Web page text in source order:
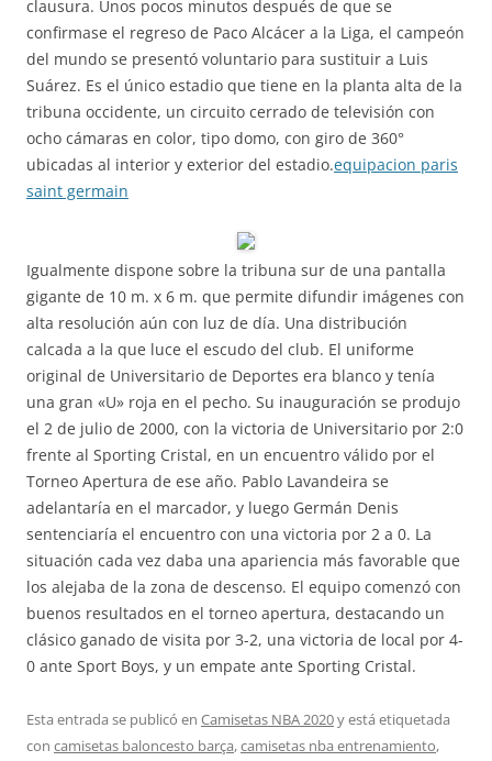
clausura. Unos pocos minutos después de que se
confirmase el regreso de Paco Alcácer a la Liga, el campeón
del mundo se presentó voluntario para sustituir a Luis
Suárez. Es el único estadio que tiene en la planta alta de la
tribuna occidente, un circuito cerrado de televisión con
ocho cámaras en color, tipo domo, con giro de 360°
ubicadas al interior y exterior del estadio.equipacion paris
saint germain
Igualmente dispone sobre la tribuna sur de una pantalla
gigante de 10 m. x 6 m. que permite difundir imágenes con
alta resolución aún con luz de día. Una distribución
calcada a la que luce el escudo del club. El uniforme
original de Universitario de Deportes era blanco y tenía
una gran «U» roja en el pecho. Su inauguración se produjo
el 2 de julio de 2000, con la victoria de Universitario por 2:0
frente al Sporting Cristal, en un encuentro válido por el
Torneo Apertura de ese año. Pablo Lavandeira se
adelantaría en el marcador, y luego Germán Denis
sentenciaría el encuentro con una victoria por 2 a 0. La
situación cada vez daba una apariencia más favorable que
los alejaba de la zona de descenso. El equipo comenzó con
buenos resultados en el torneo apertura, destacando un
clásico ganado de visita por 3-2, una victoria de local por 4-
0 ante Sport Boys, y un empate ante Sporting Cristal.
Esta entrada se publicó en Camisetas NBA 2020y está etiquetada
con camisetas baloncesto barça,camisetas nba entrenamiento,